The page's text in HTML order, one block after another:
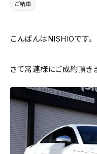
ご納車
こんばんはNISHIOです。
さて常連様にご成約頂き